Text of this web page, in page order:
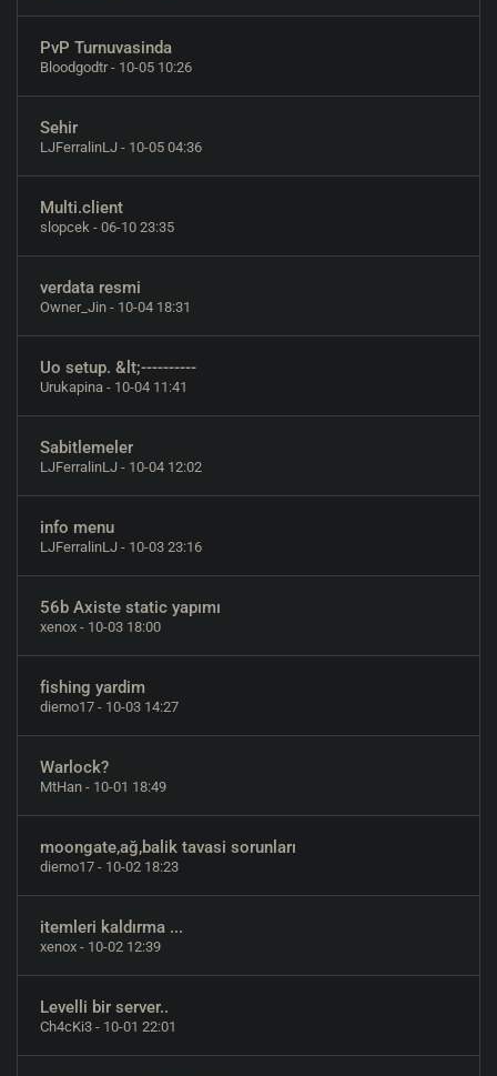
PvP Turnuvasinda
Bloodgodtr- 10-05 10:26
Sehir
LJFerralinLJ - 10-05 04:36
Multi.client
slopcek - 06-10 23:35
verdata resmi
Owner_Jin - 10-04 18:31
Uo setup. &lt;----------
Urukapina - 10-04 11:41
Sabitlemeler
LJFerralinLJ - 10-04 12:02
info menu
LJFerralinLJ - 10-03 23:16
56b Axiste static yapımı
xenox - 10-03 18:00
fishing yardim
diemo17 - 10-03 14:27
Warlock?
MtHan - 10-01 18:49
moongate,ağ,balik tavasi sorunları
diemo17 - 10-02 18:23
itemleri kaldırma ...
xenox - 10-02 12:39
Levelli bir server..
Ch4cKi3 - 10-01 22:01